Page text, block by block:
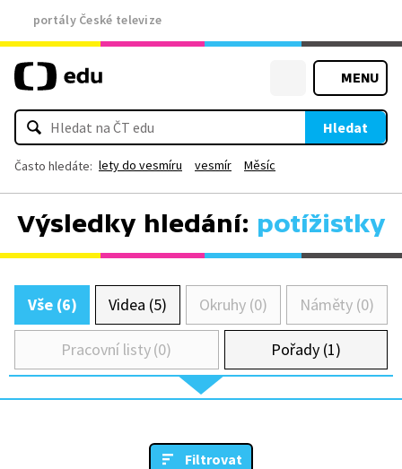
portály České televize
MENU
Hledat
Často hledáte: lety do vesmíru vesmír Měsíc
Výsledky hledání: potížistky
Vše (6) Videa (5) Okruhy (0) Náměty (0)
Pracovní listy (0) Pořady (1)
Filtrovat